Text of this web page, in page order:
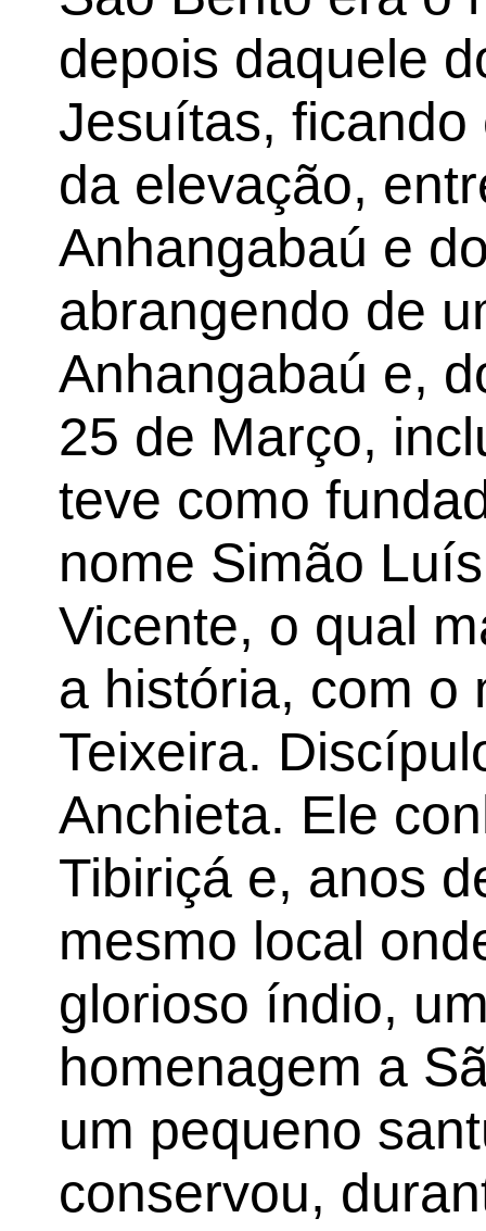
depois daquele
Jesuítas,
da elevação,
Anhangabaú e
abrangendo de
Anhangabaú e,
25 de Março,
teve como
nome Simão
Vicente, o qual
a história, com o
Teixeira.
Anchieta. Ele
Tibiriçá e, anos
mesmo local
glorioso índio,
homenagem a
um pequeno
conservou,